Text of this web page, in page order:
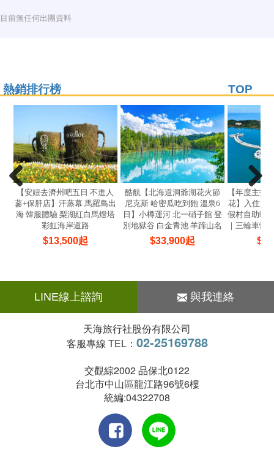
目前無任何出團資料
熱銷排行榜 TOP
【安妞去濟州吧五日 不進人
蔘+保肝店】汗蒸幕 馬羅島出
海 韓服體驗 梨湖紅白馬燈塔
彩虹海岸道路
$13,500起
酷航【北海道洞爺湖花火節
尼克斯 哈密瓜吃到飽 溫泉6
日】小樽運河 北一硝子館 登
別地獄谷 白金青池 羊蹄山名
水公園
$33,900起
【年度主打
花】入住泳
假村自助晚
｜三輪車慢
$
LINE線上諮詢 與我連絡
天海旅行社股份有限公司
客服專線 TEL： 02-25169788
交觀綜2002 品保北0122
台北市中山區龍江路96號6樓
統編:04322708